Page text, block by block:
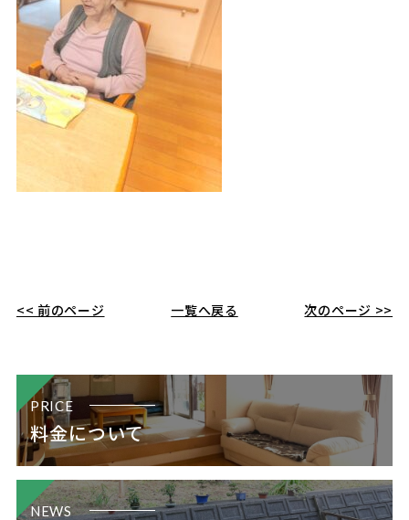
<< 前のページ 一覧へ戻る 次のページ >>
PRICE
料金について
NEWS